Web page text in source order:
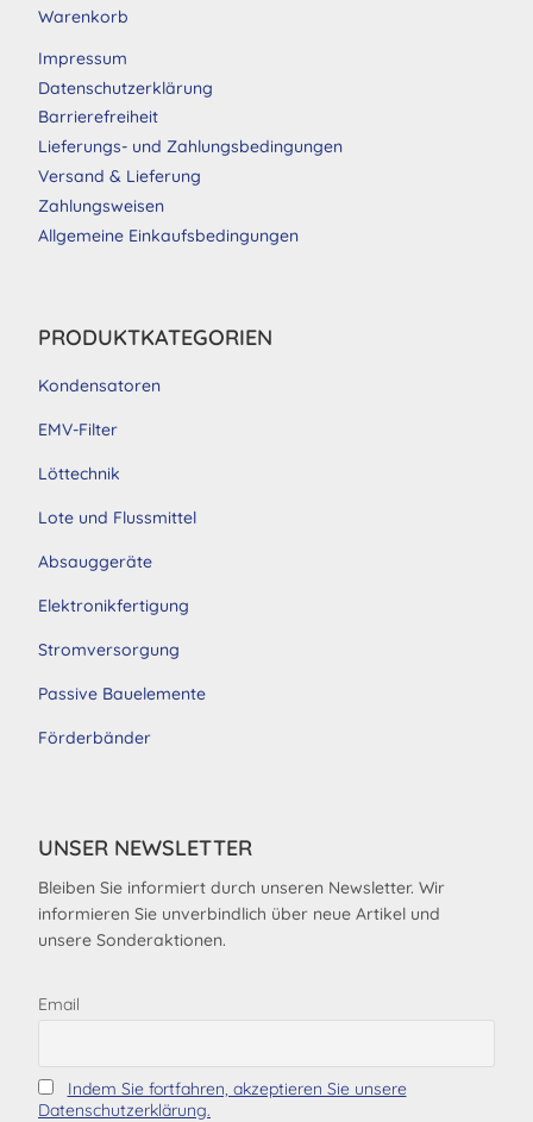
Warenkorb
Impressum
Datenschutzerklärung
Barrierefreiheit
Lieferungs- und Zahlungsbedingungen
Versand & Lieferung
Zahlungsweisen
Allgemeine Einkaufsbedingungen
PRODUKTKATEGORIEN
Kondensatoren
EMV-Filter
Löttechnik
Lote und Flussmittel
Absauggeräte
Elektronikfertigung
Stromversorgung
Passive Bauelemente
Förderbänder
UNSER NEWSLETTER
Bleiben Sie informiert durch unseren Newsletter. Wir
informieren Sie unverbindlich über neue Artikel und
unsere Sonderaktionen.
Email
Indem Sie fortfahren, akzeptieren Sie unsere
Datenschutzerklärung.